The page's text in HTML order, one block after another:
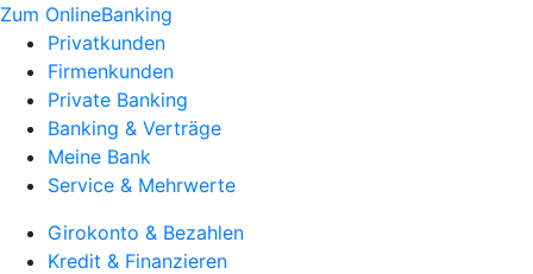
Zum OnlineBanking
Privatkunden
Firmenkunden
Private Banking
Banking & Verträge
Meine Bank
Service & Mehrwerte
Girokonto & Bezahlen
Kredit & Finanzieren